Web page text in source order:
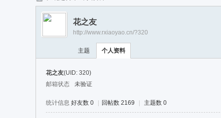
任
遥
花之友
http://www.rxiaoyao.cn/?320
主题 个人资料
花之友(UID: 320)
邮箱状态
未验证
统计信息 好友数 0 回帖数 2169 主题数 0